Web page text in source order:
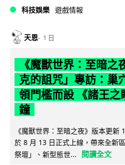
科技娛樂 遊戲情報
天恩 1 日
《魔獸世界：至暗之
克的詛咒」專訪：巢
領門檻而設 《諸王之
鐘
《魔獸世界：至暗之夜》版本更新
於 8 月 13 日正式上線，帶來全新
祭壇」、新型態世...
閱讀全文